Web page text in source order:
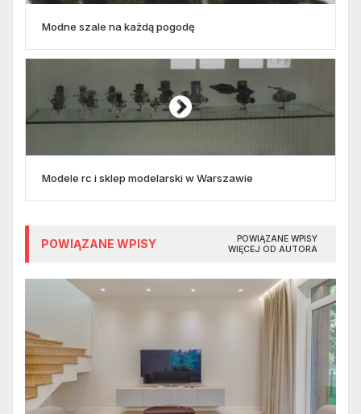
Modne szale na każdą pogodę
Modele rc i sklep modelarski w Warszawie
POWIĄZANE WPISY
POWIĄZANE WPISY
WIĘCEJ OD AUTORA